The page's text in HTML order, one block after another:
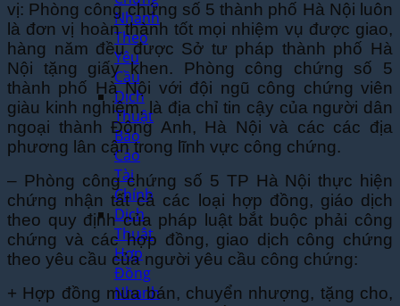
Nhanh
Theo
Yêu
Cầu
Dịch
Thuật
Báo
Cáo
Tài
Chính
Dịch
Thuật
Hợp
Đồng
Nhanh
vị: Phòng công chứng số 5 thành phố Hà Nội luôn
là đơn vị hoàn thành tốt mọi nhiệm vụ được giao,
hàng năm đều được Sở tư pháp thành phố Hà
Nội tặng giấy khen. Phòng công chứng số 5
thành phố Hà Nội với đội ngũ công chứng viên
giàu kinh nghiệm, là địa chỉ tin cậy của người dân
ngoại thành Đông Anh, Hà Nội và các các địa
phương lân cận trong lĩnh vực công chứng.
– Phòng công chứng số 5 TP Hà Nội thực hiện
chứng nhận tất cả các loại hợp đồng, giáo dịch
theo quy định của pháp luật bắt buộc phải công
chứng và các hợp đồng, giao dịch công chứng
theo yêu cầu của người yêu cầu công chứng:
+ Hợp đồng mua bán, chuyển nhượng, tặng cho,